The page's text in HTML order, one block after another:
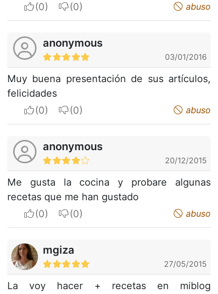
I apreciateI do not appreciate abuso
anonymous
03/01/2016
Muy buena presentación de sus artículos,
felicidades
I apreciateI do not appreciate abuso
anonymous
20/12/2015
Me gusta la cocina y probare algunas
recetas que me han gustado
I apreciateI do not appreciate abuso
mgiza
27/05/2015
La voy hacer + recetas en miblog